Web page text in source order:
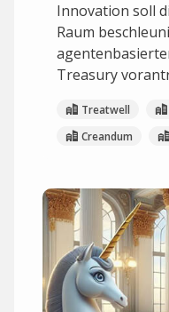
Innovation soll
Raum
Treasury
Treatwell
Creandum